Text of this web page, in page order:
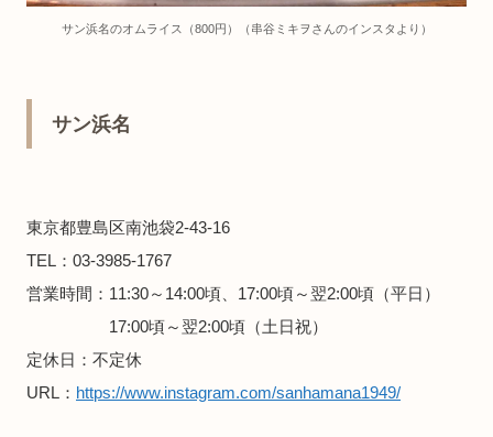
サン浜名のオムライス（800円）（串谷ミキヲさんのインスタより）
サン浜名
東京都豊島区南池袋2-43-16
TEL：03-3985-1767
営業時間：11:30～14:00頃、17:00頃～翌2:00頃（平日）
17:00頃～翌2:00頃（土日祝）
定休日：不定休
URL： https://www.instagram.com/sanhamana1949/